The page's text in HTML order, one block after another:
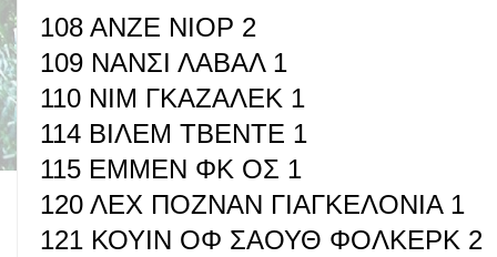
108 ΑΝΖΕ ΝΙΟΡ 2
109 ΝΑΝΣΙ ΛΑΒΑΛ 1
110 ΝΙΜ ΓΚΑΖΑΛΕΚ 1
114 ΒΙΛΕΜ ΤΒΕΝΤΕ 1
115 ΕΜΜΕΝ ΦΚ ΟΣ 1
120 ΛΕΧ ΠΟΖΝΑΝ ΓΙΑΓΚΕΛΟΝΙΑ 1
121 ΚΟΥΙΝ ΟΦ ΣΑΟΥΘ ΦΟΛΚΕΡΚ 2